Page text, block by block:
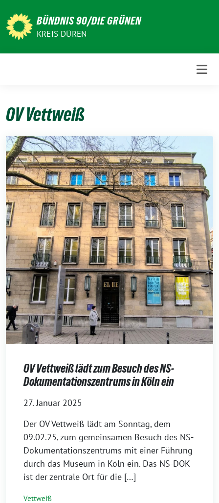
zum
Inhalt
BÜNDNIS 90/DIE GRÜNEN
KREIS DÜREN
OV Vettweiß
OV Vettweiß lädt zum Besuch des NS-
Dokumentationszentrums in Köln ein
27. Januar 2025
Der OV Vettweiß lädt am Sonntag, dem
09.02.25, zum gemeinsamen Besuch des NS-
Dokumentationszentrums mit einer Führung
durch das Museum in Köln ein. Das NS-DOK
ist der zentrale Ort für die […]
Vettweiß